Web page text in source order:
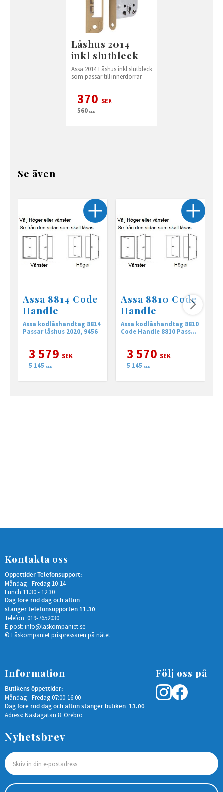
Låshus 2014
inkl slutbleck
Assa 2014 Låshus inkl slutbleck
som passar till innerdörrar
370 SEK
560SEK
Se även
Assa 8814 Code
Handle
Assa kodlåshandtag 8814
Passar låshus 2020, 9456
3 579 SEK
5 145 SEK
Assa 8810 Code
Handle
Assa kodlåshandtag 8810
Code Handle 8810 Passar
3 570 SEK
5 145 SEK
Kontakta oss
Öppettider Telefonsupport:
Måndag - Fredag 10-14
Lunch 11.30 - 12.30
Dag före röd dag och afton
stänger telefonsupporten 11.30
Telefon: 019-7652030
E-post: info@laskompaniet.se
© Låskompaniet prispressaren på nätet
Information
Butikens öppettider:
Måndag - Fredag 07:00-16:00
Dag före röd dag och afton stänger butiken 13.00
Adress: Nastagatan 8 Örebro
Följ oss på
Nyhetsbrev